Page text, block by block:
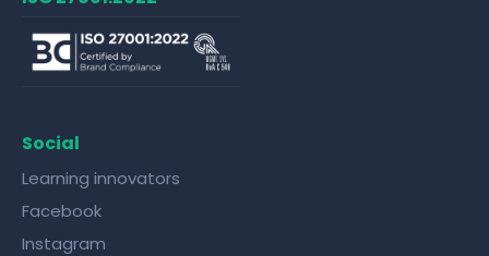
Social
Learning innovators
Facebook
Instagram